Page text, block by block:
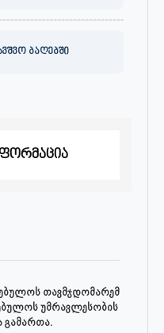
ბაღებში
თავმჯდომარემ
უმრავლესობის
გამართა.